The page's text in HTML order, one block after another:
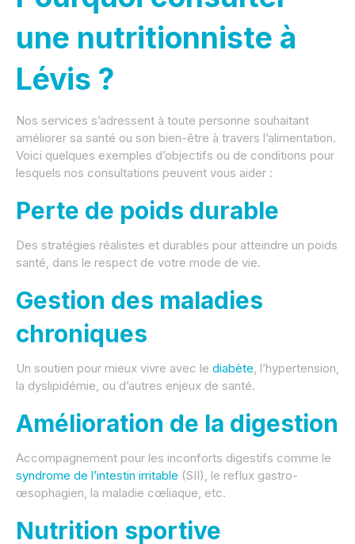
une nutritionniste à
Lévis ?
Nos services s’adressent à toute personne souhaitant
améliorer sa santé ou son bien-être à travers l’alimentation.
Voici quelques exemples d’objectifs ou de conditions pour
lesquels nos consultations peuvent vous aider :
Perte de poids durable
Des stratégies réalistes et durables pour atteindre un poids
santé, dans le respect de votre mode de vie.
Gestion des maladies
chroniques
Un soutien pour mieux vivre avec le diabète, l’hypertension,
la dyslipidémie, ou d’autres enjeux de santé.
Amélioration de la digestion
Accompagnement pour les inconforts digestifs comme le
syndrome de l’intestin irritable (SII), le reflux gastro-
œsophagien, la maladie cœliaque, etc.
Nutrition sportive